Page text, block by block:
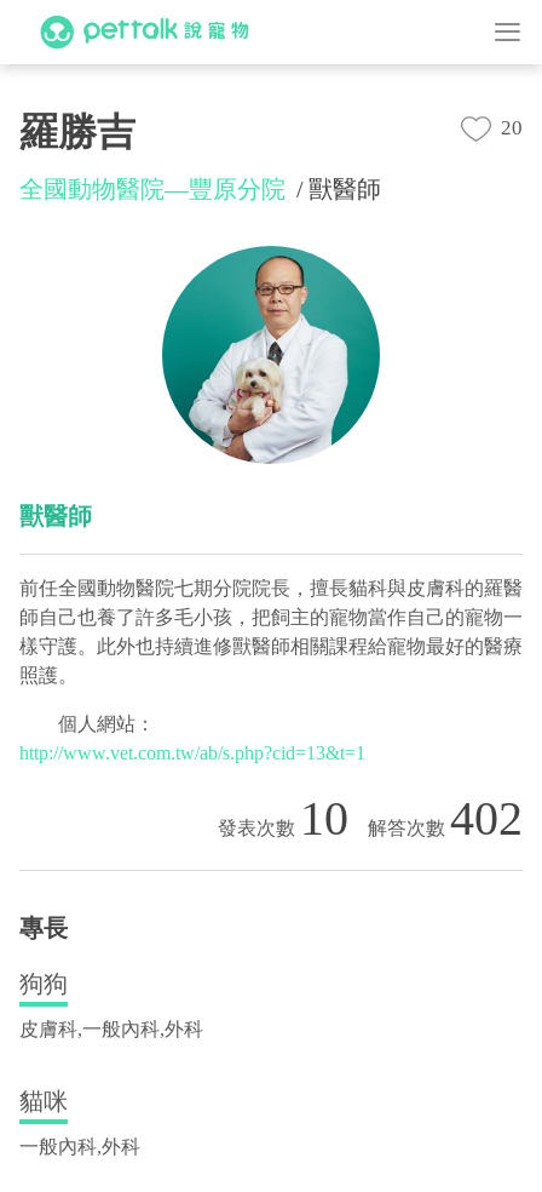
羅勝吉
全國動物醫院—豐原分院 獸醫師
20
獸醫師
前任全國動物醫院七期分院院長，擅長貓科與皮膚科的羅醫
師自己也養了許多毛小孩，把飼主的寵物當作自己的寵物一
樣守護。此外也持續進修獸醫師相關課程給寵物最好的醫療
照護。
個人網站：
http://www.vet.com.tw/ab/s.php?cid=13&t=1
10 402
專長
狗狗
皮膚科,一般內科,外科
貓咪
一般內科,外科